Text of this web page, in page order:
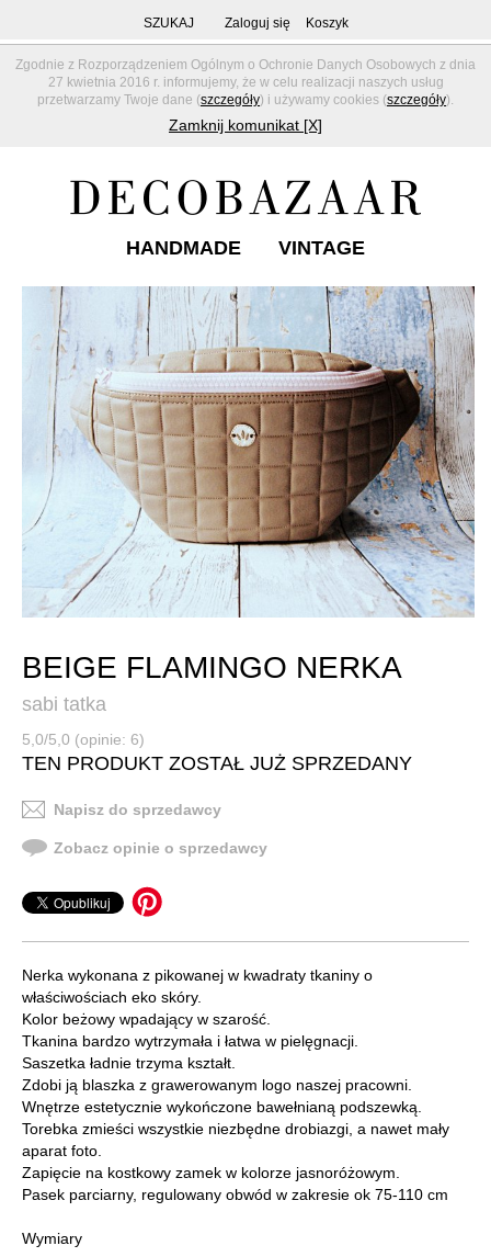
Zgodnie z Rozporządzeniem Ogólnym o Ochronie Danych Osobowych z dnia
27 kwietnia 2016 r. informujemy, że w celu realizacji naszych usług
przetwarzamy Twoje dane (szczegóły) i używamy cookies (szczegóły).
Zamknij komunikat [X]
SZUKAJ Zaloguj się Koszyk
HANDMADE VINTAGE
BEIGE FLAMINGO NERKA
sabi tatka
5,0/5,0 (opinie: 6)
TEN PRODUKT ZOSTAŁ JUŻ SPRZEDANY
Napisz do sprzedawcy
Zobacz opinie o sprzedawcy
Nerka wykonana z pikowanej w kwadraty tkaniny o
właściwościach eko skóry.
Kolor beżowy wpadający w szarość.
Tkanina bardzo wytrzymała i łatwa w pielęgnacji.
Saszetka ładnie trzyma kształt.
Zdobi ją blaszka z grawerowanym logo naszej pracowni.
Wnętrze estetycznie wykończone bawełnianą podszewką.
Torebka zmieści wszystkie niezbędne drobiazgi, a nawet mały
aparat foto.
Zapięcie na kostkowy zamek w kolorze jasnoróżowym.
Pasek parciarny, regulowany obwód w zakresie ok 75-110 cm
Wymiary